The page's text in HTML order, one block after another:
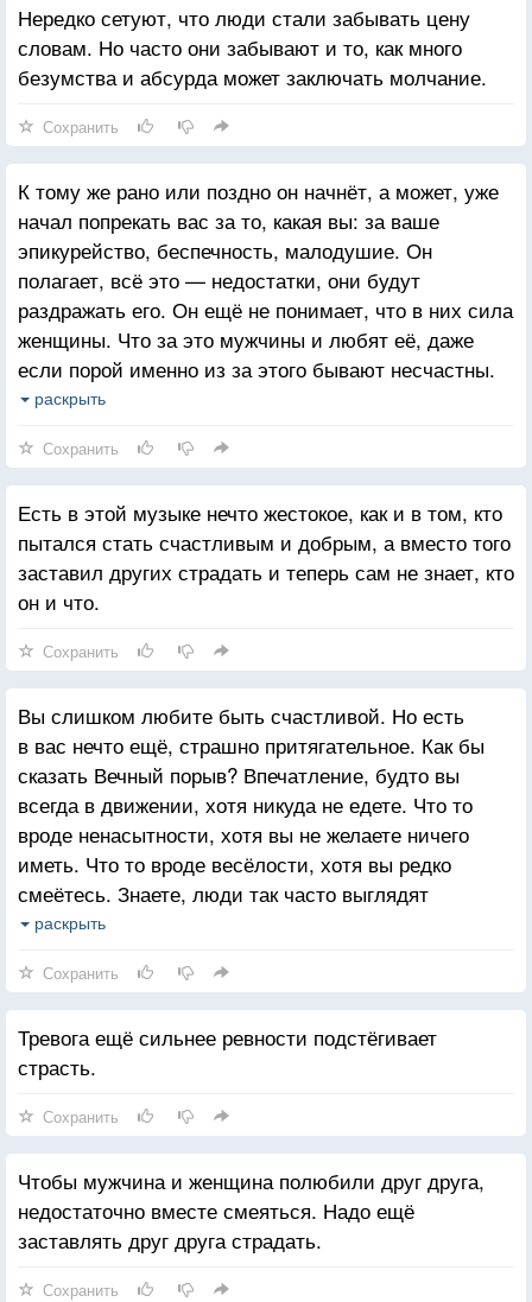
Нередко сетуют, что люди стали забывать цену
словам. Но часто они забывают и то, как много
безумства и абсурда может заключать молчание.
Сохранить
К тому же рано или поздно он начнёт, а может, уже
начал попрекать вас за то, какая вы: за ваше
эпикурейство, беспечность, малодушие. Он
полагает, всё это — недостатки, они будут
раздражать его. Он ещё не понимает, что в них сила
женщины. Что за это мужчины и любят её, даже
если порой именно из за этого бывают несчастны.
Антуан поймёт это — с вашей помощью. Он поймет,
своим недостаткам, а не вопреки. Но будет поздно.
раскрыть
Сохранить
Есть в этой музыке нечто жестокое, как и в том, кто
пытался стать счастливым и добрым, а вместо того
заставил других страдать и теперь сам не знает, кто
он и что.
Сохранить
Вы слишком любите быть счастливой. Но есть
в вас нечто ещё, страшно притягательное. Как бы
сказать Вечный порыв? Впечатление, будто вы
всегда в движении, хотя никуда не едете. Что то
вроде ненасытности, хотя вы не желаете ничего
иметь. Что то вроде весёлости, хотя вы редко
смеётесь. Знаете, люди так часто выглядят
уставшими от жизни, опустошёнными. А из вас
раскрыть
Сохранить
Тревога ещё сильнее ревности подстёгивает
страсть.
Сохранить
Чтобы мужчина и женщина полюбили друг друга,
недостаточно вместе смеяться. Надо ещё
заставлять друг друга страдать.
Сохранить